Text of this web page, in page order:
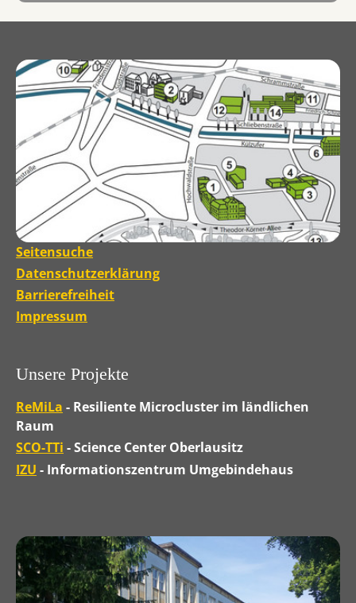
Seitensuche
Datenschutzerklärung
Barrierefreiheit
Impressum
Unsere Projekte
ReMiLa - Resiliente Microcluster im ländlichen
Raum
SCO-TTi - Science Center Oberlausitz
IZU - Informationszentrum Umgebindehaus